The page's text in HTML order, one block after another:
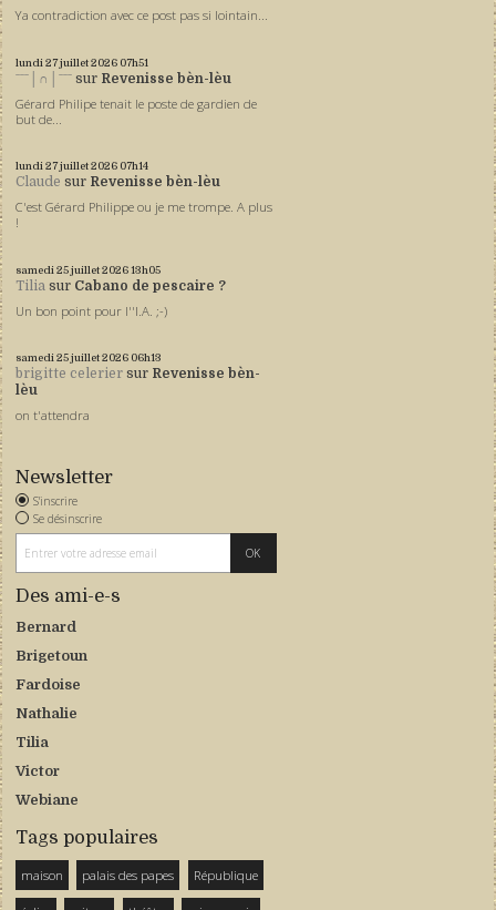
Ya contradiction avec ce post pas si lointain...
lundi 27juillet 2026 07h51
ˉˉˉ│∩│ˉˉˉ sur Revenisse bèn-lèu
Gérard Philipe tenait le poste de gardien de
but de...
lundi 27juillet 2026 07h14
Claude sur Revenisse bèn-lèu
C'est Gérard Philippe ou je me trompe. A plus
!
samedi 25juillet 202613h05
Tilia sur Cabano de pescaire ?
Un bon point pour l''I.A. ;-)
samedi 25juillet 2026 06h13
brigitte celerier sur Revenisse bèn-
lèu
on t'attendra
Newsletter
S'inscrire
Se désinscrire
Des ami-e-s
Bernard
Brigetoun
Fardoise
Nathalie
Tilia
Victor
Webiane
Tags populaires
maison palais des papes République